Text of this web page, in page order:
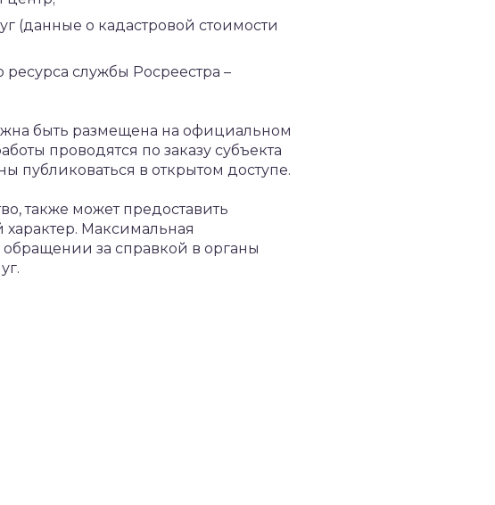
(данные о кадастровой стоимости
службы Росреестра –
быть размещена на официальном
проводятся по заказу субъекта
публиковаться в открытом доступе.
также может предоставить
Максимальная
обращении за справкой в органы